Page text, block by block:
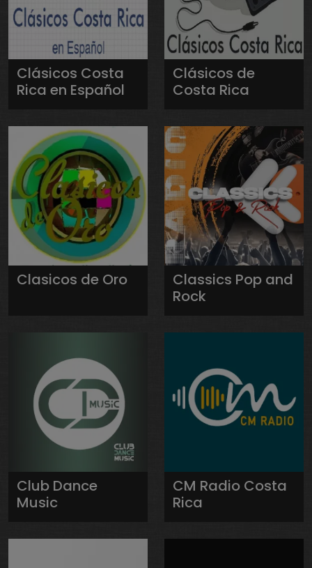
Clásicos Costa
Rica en Español
Clásicos de
Costa Rica
Clasicos de Oro
Classics Pop and
Rock
Club Dance
Music
CM Radio Costa
Rica